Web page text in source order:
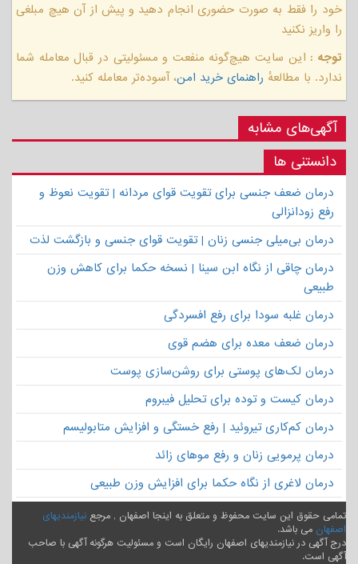
خود را فقط به صورت حضوری انجام دهید و پیش از آن هیچ مبلغی
را واریز نکنید
توجه : این سایت هیچ‌گونه منفعت و مسئولیتی در قبال معامله شما
ندارد. با مطالعهٔ راهنمای خرید امن، آسوده‌تر معامله کنید.
آگهی‌های مشابه
دانستنی ها
درمان ضعف جنسی برای تقویت قوای مردانه | تقویت نعوظ و
رفع زودانزالی
درمان بی‌میلی جنسی زنان | تقویت قوای جنسی و بازگشت لذت
درمان چاقی از نگاه ابن سینا | نسخه حکما برای کاهش وزن
طبیعی
درمان غلبه سودا برای رفع افسردگی
درمان ضعف معده برای هضم قوی
درمان لک‌های پوستی برای روشن‌سازی پوست
درمان کیست و توده برای تحلیل فیبروم
درمان کم‌کاری تیروئید | رفع خستگی و افزایش متابولیسم
درمان پرمویی زنان و رفع موهای زائد
درمان لاغری از نگاه حکما برای افزایش وزن طبیعی
تمامی حقوق این سایت محفوظ و متعلق به اینجا اصفهان , مرجع نیازمندیهای
اصفهان می باشد.
درج آگهی در نیازمندیهای اصفهان رایگان است و مسئولیت هرگونه آگهی با صاحب
آگهی است.